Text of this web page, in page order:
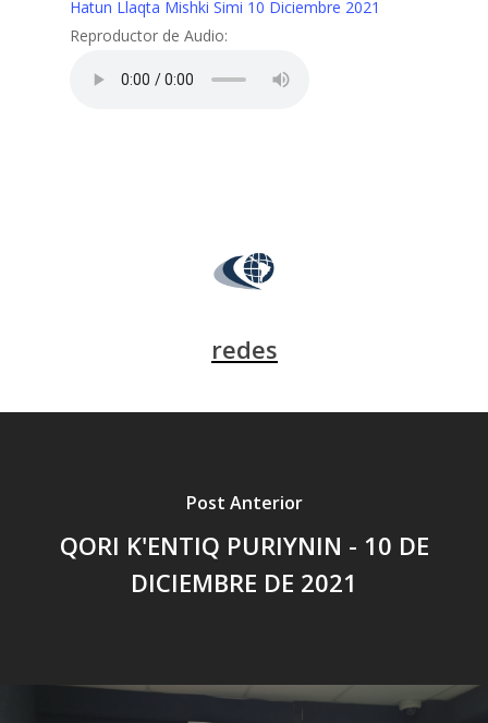
Hatun Llaqta Mishki Simi 10 Diciembre 2021
Reproductor de Audio:
redes
Post Anterior
QORI K'ENTIQ PURIYNIN - 10 DE
DICIEMBRE DE 2021